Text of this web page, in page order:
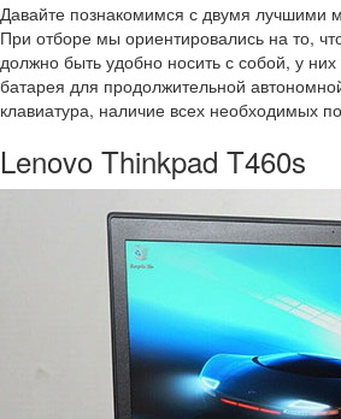
Давайте познакомимся с двумя лучшими
При отборе мы ориентировались на то,
должно быть удобно носить с собой, у
батарея для продолжительной
клавиатура, наличие всех необходимых
Lenovo Thinkpad T460s